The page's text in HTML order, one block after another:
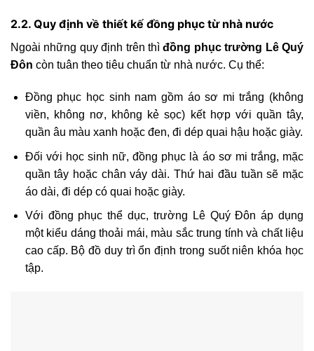
2.2. Quy định về thiết kế đồng phục từ nhà nước
Ngoài những quy định trên thìđồng phục trường Lê Quý
Đôn còn tuân theo tiêu chuẩn từ nhà nước. Cụ thể:
Đồng phục học sinh nam gồm áo sơ mi trắng (không
viền, không nơ, không kẻ sọc) kết hợp với quần tây,
quần âu màu xanh hoặc đen, đi dép quai hậu hoặc giày.
Đối với học sinh nữ, đồng phục là áo sơ mi trắng, mặc
quần tây hoặc chân váy dài. Thứ hai đầu tuần sẽ mặc
áo dài, đi dép có quai hoặc giày.
Với đồng phục thể dục, trường Lê Quý Đôn áp dụng
một kiểu dáng thoải mái, màu sắc trung tính và chất liệu
cao cấp. Bộ đồ duy trì ổn định trong suốt niên khóa học
tập.